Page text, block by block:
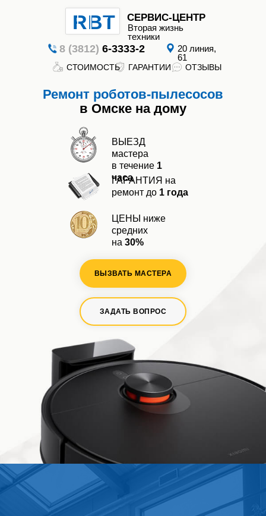
ВЫЕЗД
мастера
в течение 1
часа
ГАРАНТИЯ на
ремонт до 1 года
ЦЕНЫ ниже
средних
на 30%
ВЫЗВАТЬ МАСТЕРА
ЗАДАТЬ ВОПРОС
Ремонт роботов-пылесосов
в Омске на дому
СЕРВИС-ЦЕНТР
Вторая жизнь
техники
ГАРАНТИИ ОТЗЫВЫ
8 (3812) 6-3333-2
20 линия,
61
RBT
СТОИМОСТЬ
жизнь
техники